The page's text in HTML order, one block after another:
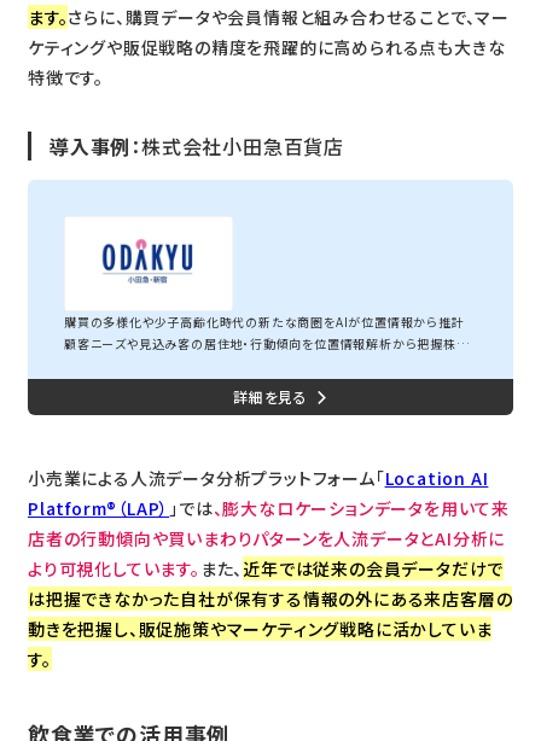
ます。さらに、購買データや会員情報と組み合わせることで、マー
ケティングや販促戦略の精度を飛躍的に高められる点も大きな
特徴です。
導入事例 ：株式会社小田急百貨店
株式会社小田急百貨店
購買の多様化や少子高齢化時代の新たな商圏をAIが位置情報から推計
顧客ニーズや見込み客の居住地・行動傾向を位置情報解析から把握株式
鉄道会社ならではの強固な顧客との関係をベースに、お客様情報(会員)
情報を分析し、顧客のニーズにそったマーケティング活動を推進していま
報提供方法に課題を抱えていました。今回、小...
小売業による人流データ分析プラットフォーム「Location AI
Platform®（LAP） 」では、膨大なロケーションデータを用いて来
店者の行動傾向や買いまわりパターンを人流データとAI分析に
より可視化しています。 また、 近年では従来の会員データだけで
は把握できなかった自社が保有する情報の外にある来店客層の
動きを把握し、販促施策やマーケティング戦略に活かしていま
す。
飲食業での活用事例